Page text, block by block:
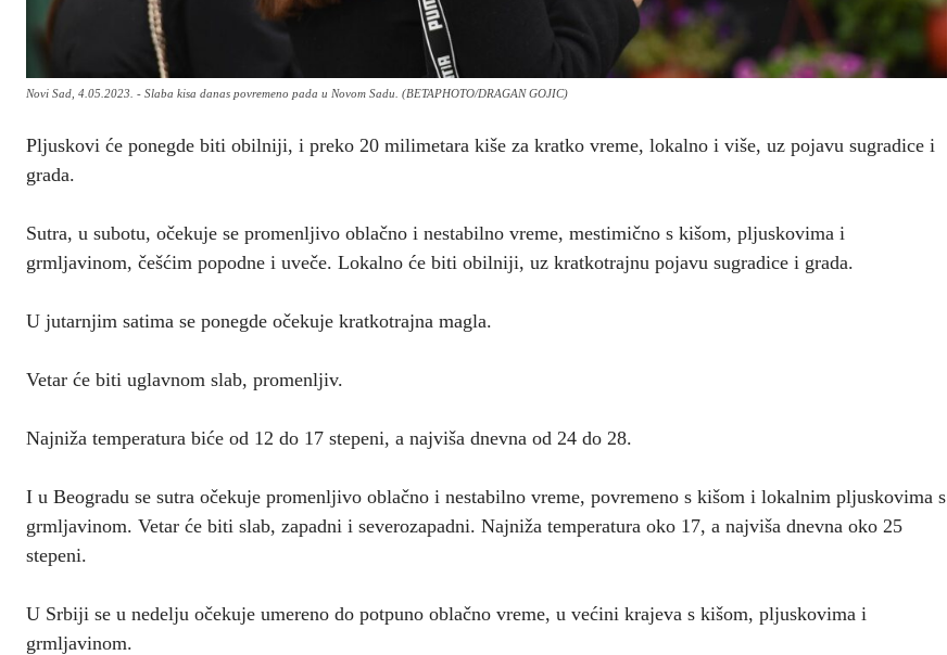
Novi Sad, 4.05.2023. - Slaba kisa danas povremeno pada u Novom Sadu. (BETAPHOTO/DRAGAN GOJIC)
Pljuskovi će ponegde biti obilniji, i preko 20 milimetara kiše za kratko vreme, lokalno i više, uz pojavu sugradice i
grada.
Sutra, u subotu, očekuje se promenljivo oblačno i nestabilno vreme, mestimično s kišom, pljuskovima i
grmljavinom, češćim popodne i uveče. Lokalno će biti obilniji, uz kratkotrajnu pojavu sugradice i grada.
U jutarnjim satima se ponegde očekuje kratkotrajna magla.
Vetar će biti uglavnom slab, promenljiv.
Najniža temperatura biće od 12 do 17 stepeni, a najviša dnevna od 24 do 28.
I u Beogradu se sutra očekuje promenljivo oblačno i nestabilno vreme, povremeno s kišom i lokalnim pljuskovima s
grmljavinom. Vetar će biti slab, zapadni i severozapadni. Najniža temperatura oko 17, a najviša dnevna oko 25
stepeni.
U Srbiji se u nedelju očekuje umereno do potpuno oblačno vreme, u većini krajeva s kišom, pljuskovima i
grmljavinom.